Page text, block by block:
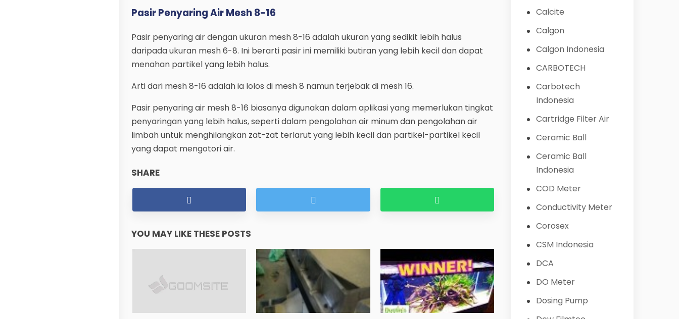
Pasir Penyaring Air Mesh 8-16
Pasir penyaring air dengan ukuran mesh 8-16 adalah ukuran yang sedikit lebih halus
daripada ukuran mesh 6-8. Ini berarti pasir ini memiliki butiran yang lebih kecil dan dapat
menahan partikel yang lebih halus.
Arti dari mesh 8-16 adalah ia lolos di mesh 8 namun terjebak di mesh 16.
Pasir penyaring air mesh 8-16 biasanya digunakan dalam aplikasi yang memerlukan tingkat
penyaringan yang lebih halus, seperti dalam pengolahan air minum dan pengolahan air
limbah untuk menghilangkan zat-zat terlarut yang lebih kecil dan partikel-partikel kecil
yang dapat mengotori air.
SHARE
YOU MAY LIKE THESE POSTS
Calcite
Calgon
Calgon Indonesia
CARBOTECH
Carbotech
Indonesia
Cartridge Filter Air
Ceramic Ball
Ceramic Ball
Indonesia
COD Meter
Conductivity Meter
Corosex
CSM Indonesia
DCA
DO Meter
Dosing Pump